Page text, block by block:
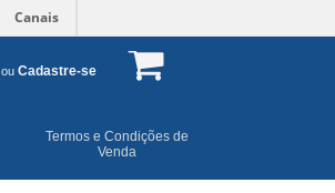
Canais
ou Cadastre-se
Termos e Condições de
Venda